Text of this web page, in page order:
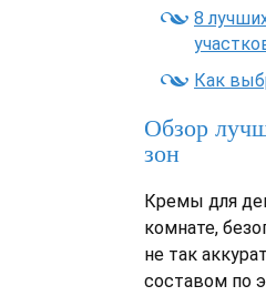
8
Как
Обзор
зон
Кремы для
комнате,
не так
составом по